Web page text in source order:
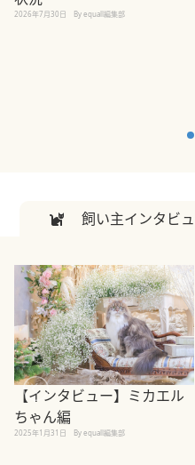
2026年7月30日 By equall編集部
飼い主インタビ
【インタビュー】ミカエル
ちゃん編
2025年1月31日 By equall編集部